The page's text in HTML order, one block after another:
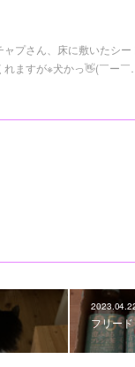
プさん、床に敷いたシー
ますが※犬かっ👋(￣ー￣…
フリー